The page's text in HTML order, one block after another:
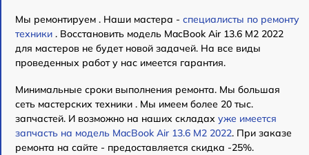
Мы ремонтируем . Наши мастера - специалисты по ремонту
техники . Восстановить модель MacBook Air 13.6 M2 2022
для мастеров не будет новой задачей. На все виды
проведенных работ у нас имеется гарантия.
Минимальные сроки выполнения ремонта. Мы большая
сеть мастерских техники . Мы имеем более 20 тыс.
запчастей. И возможно на наших складах уже имеется
запчасть на модель MacBook Air 13.6 M2 2022. При заказе
ремонта на сайте - предоставляется скидка -25%.